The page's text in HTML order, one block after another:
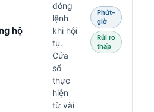
hộ
đóng
lệnh
khi hội
tụ.
Cửa
sổ
thực
hiện
từ vài
Phút–
giờ
Rủi ro
thấp